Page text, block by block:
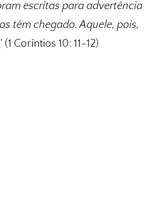
escritas para advertência
têm chegado. Aquele, pois,
(1 Coríntios 10: 11-12)